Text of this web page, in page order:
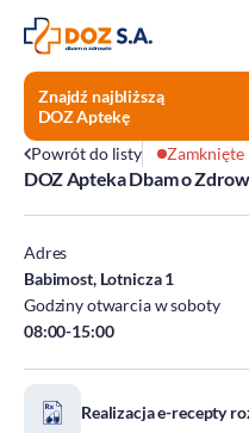
O firmie
Praca w
ESG
Środowisko
Znajdź najbliższą
DOZ Aptekę
Powrót do listy Zamknięte
DOZ Apteka Dbam o
Adres
Babimost, Lotnicza 1
Godziny otwarcia w soboty
08:00-15:00
Realizacja e-recepty